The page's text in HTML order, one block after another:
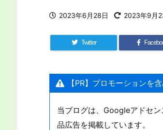
2023年6月28日 2023年9月
Twitter
【PR】プロモーションを含
当ブログは、Googleアドセ
品広告を掲載しています。